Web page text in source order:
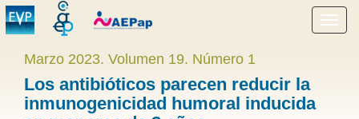
menú
Marzo 2023. Volumen 19. Número 1
Los antibióticos parecen reducir la
inmunogenicidad humoral inducida